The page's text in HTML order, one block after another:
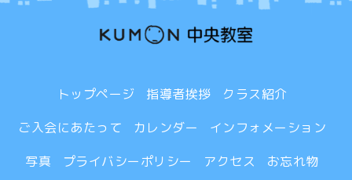
トップページ 指導者挨拶
クラス紹介
ご入会にあたって
カレンダー
インフォメーション
写真
プライバシーポリシー アクセス
お忘れ物